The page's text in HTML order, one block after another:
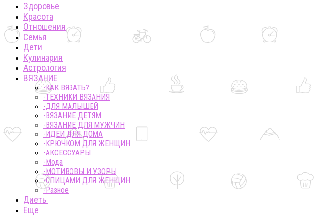
Здоровье
Красота
Отношения
Семья
Дети
Кулинария
Астрология
ВЯЗАНИЕ
-КАК ВЯЗАТЬ?
-ТЕХНИКИ ВЯЗАНИЯ
-ДЛЯ МАЛЫШЕЙ
-ВЯЗАНИЕ ДЕТЯМ
-ВЯЗАНИЕ ДЛЯ МУЖЧИН
-ИДЕИ ДЛЯ ДОМА
-КРЮЧКОМ ДЛЯ ЖЕНЩИН
-AКСЕССУАРЫ
-Мода
-МОТИВОВЫ И УЗОРЫ
-СПИЦАМИ ДЛЯ ЖЕНЩИН
-Разное
Диеты
Еще